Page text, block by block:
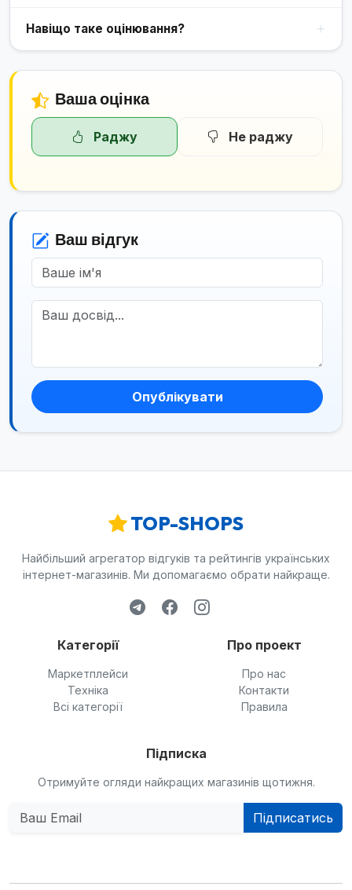
Навіщо таке оцінювання?
Ваша оцінка
Раджу Не раджу
Ваш відгук
Опублікувати
TOP-SHOPS
Найбільший агрегатор відгуків та рейтингів українських
інтернет-магазинів. Ми допомагаємо обрати найкраще.
Категорії
Маркетплейси
Техніка
Всі категорії
Про проект
Про нас
Контакти
Правила
Підписка
Отримуйте огляди найкращих магазинів щотижня.
Підписатись